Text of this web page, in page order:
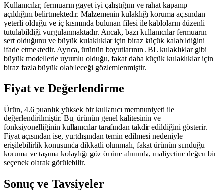
Kullanıcılar, fermuarın gayet iyi çalıştığını ve rahat kapanıp
açıldığını belirtmektedir. Malzemenin kulaklığı koruma açısından
yeterli olduğu ve iç kısmında bulunan filesi ile kabloların düzenli
tutulabildiği vurgulanmaktadır. Ancak, bazı kullanıcılar fermuarın
sert olduğunu ve büyük kulaklıklar için biraz küçük kalabildiğini
ifade etmektedir. Ayrıca, ürünün boyutlarının JBL kulaklıklar gibi
büyük modellerle uyumlu olduğu, fakat daha küçük kulaklıklar için
biraz fazla büyük olabileceği gözlemlenmiştir.
Fiyat ve Değerlendirme
Ürün, 4.6 puanlık yüksek bir kullanıcı memnuniyeti ile
değerlendirilmiştir. Bu, ürünün genel kalitesinin ve
fonksiyonelliğinin kullanıcılar tarafından takdir edildiğini gösterir.
Fiyat açısından ise, yurtdışından temin edilmesi nedeniyle
erişilebilirlik konusunda dikkatli olunmalı, fakat ürünün sunduğu
koruma ve taşıma kolaylığı göz önüne alınında, maliyetine değen bir
seçenek olarak görülebilir.
Sonuç ve Tavsiyeler